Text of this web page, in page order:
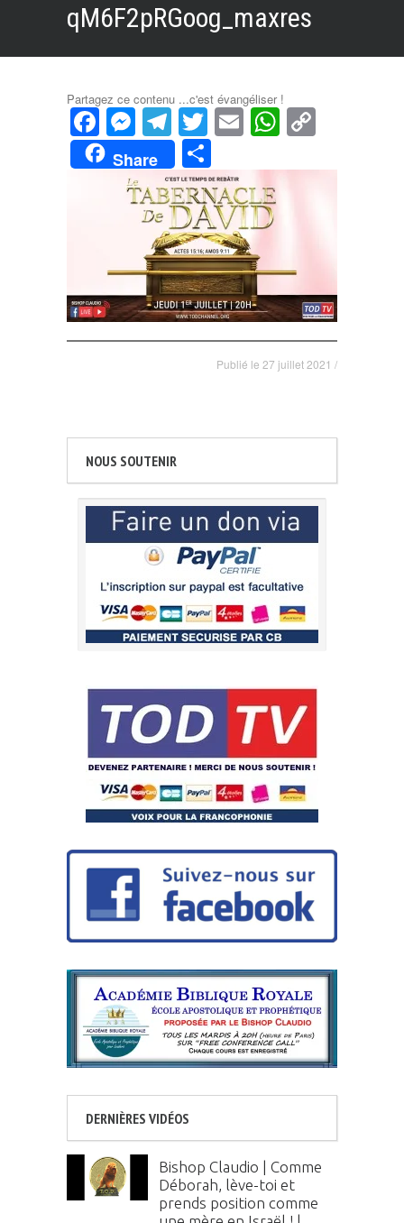
qM6F2pRGoog_maxres
Partagez ce contenu ...c'est évangéliser !
Facebook
Messenger
Telegram
Twitter
Email
Share
Publié le 27 juillet 2021 /
NOUS SOUTENIR
DERNIÈRES VIDÉOS
Bishop Claudio | Comme
Déborah, lève-toi et
prends position comme